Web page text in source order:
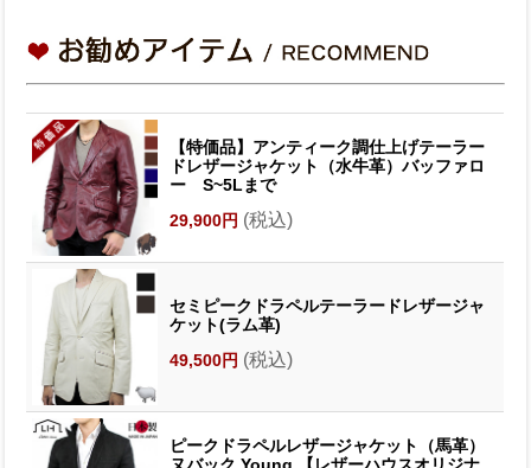
【特価品】アンティーク調仕上げテーラー
ドレザージャケット（水牛革）バッファロ
ー S~5Lまで
29,900円 (税込)
セミピークドラペルテーラードレザージャ
ケット(ラム革)
49,500円 (税込)
ピークドラペルレザージャケット（馬革）